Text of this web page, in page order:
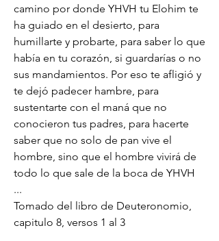
camino por donde YHVH tu Elohim te
ha guiado en el desierto, para
humillarte y probarte, para saber lo que
había en tu corazón, si guardarías o no
sus mandamientos. Por eso te afligió y
te dejó padecer hambre, para
sustentarte con el maná que no
conocieron tus padres, para hacerte
saber que no solo de pan vive el
hombre, sino que el hombre vivirá de
todo lo que sale de la boca de YHVH
...
Tomado del libro de Deuteronomio,
capitulo 8, versos 1 al 3